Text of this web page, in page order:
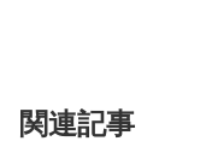
関連記事